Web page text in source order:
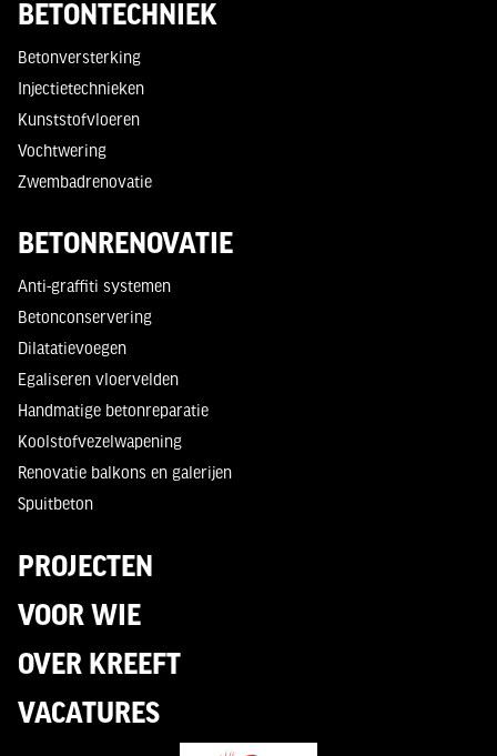
BETONTECHNIEK
Betonversterking
Injectietechnieken
Kunststofvloeren
Vochtwering
Zwembadrenovatie
BETONRENOVATIE
Anti-graffiti systemen
Betonconservering
Dilatatievoegen
Egaliseren vloervelden
Handmatige betonreparatie
Koolstofvezelwapening
Renovatie balkons en galerijen
Spuitbeton
PROJECTEN
VOOR WIE
OVER KREEFT
VACATURES